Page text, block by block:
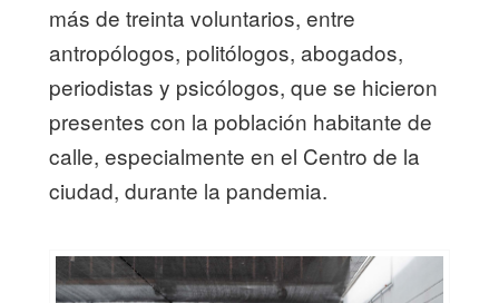
más de treinta voluntarios, entre
antropólogos, politólogos, abogados,
periodistas y psicólogos, que se hicieron
presentes con la población habitante de
calle, especialmente en el Centro de la
ciudad, durante la pandemia.